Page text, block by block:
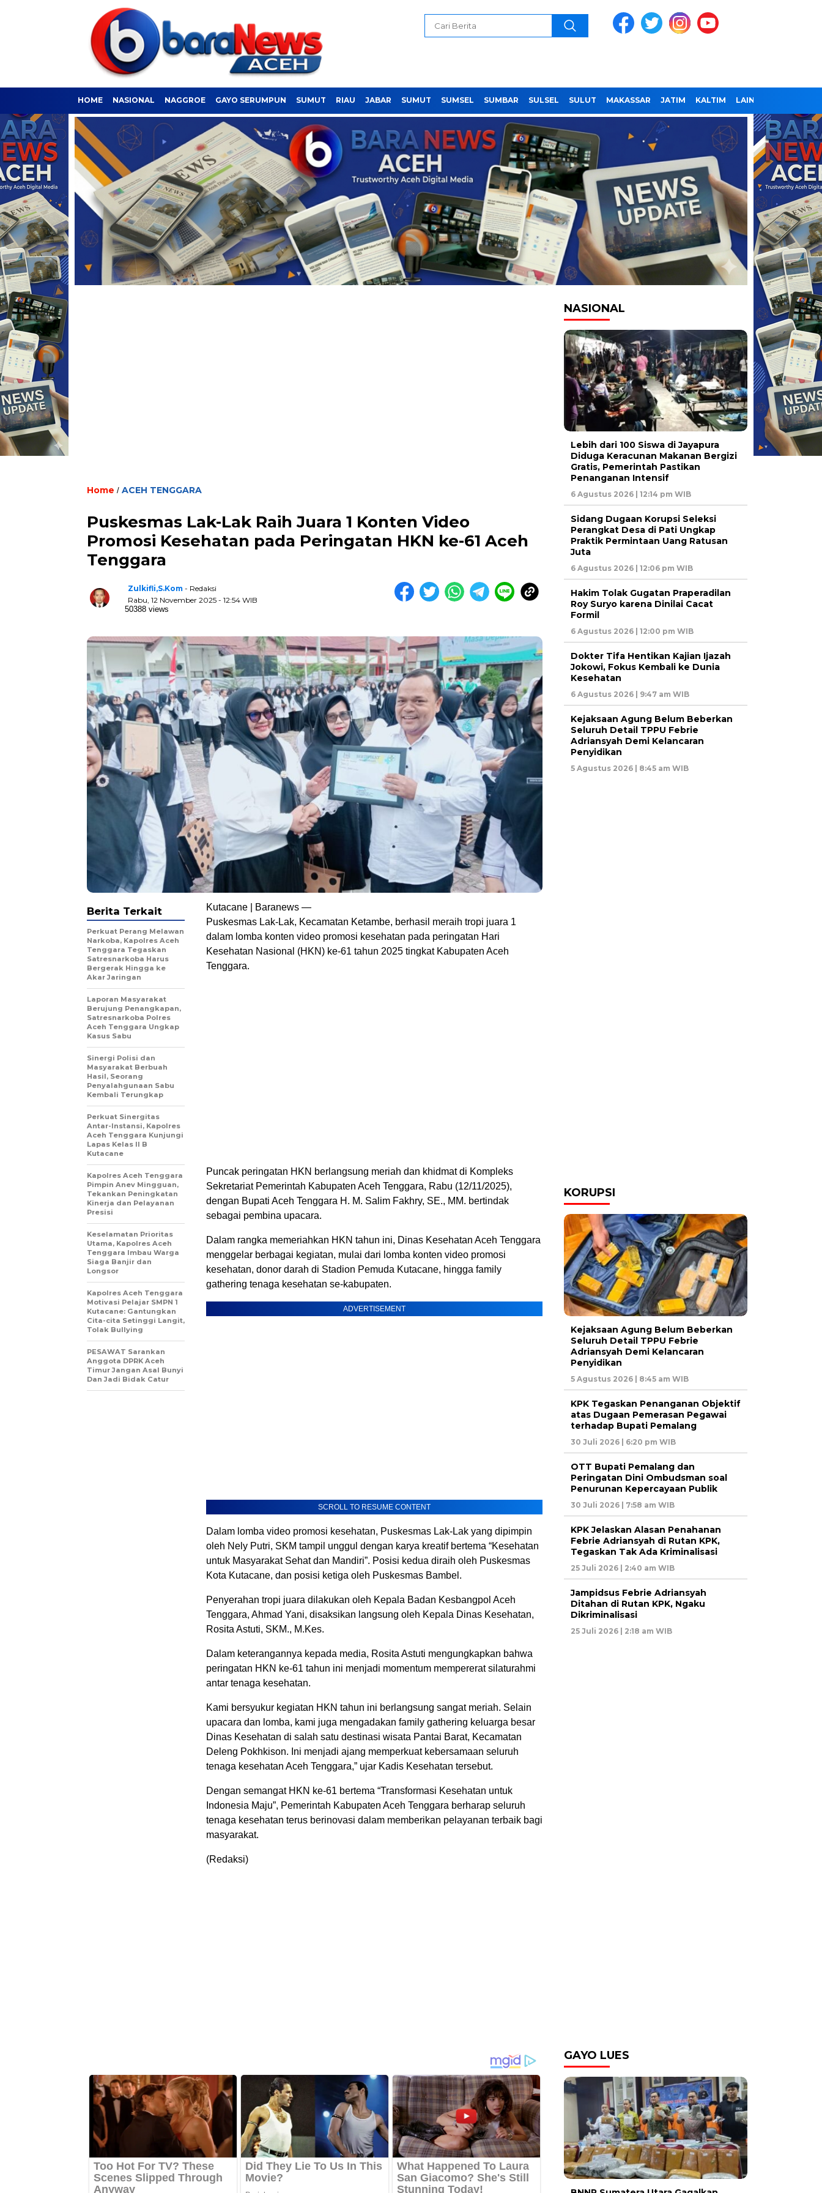
HOME NASIONAL NAGGROE GAYO SERUMPUN SUMUT RIAU JABAR SUMUT SUMSEL SUMBAR SULSEL SULUT MAKASSAR JATIM KALTIM LAINNYA
Home / ACEH TENGGARA
Puskesmas Lak-Lak Raih Juara 1 Konten Video
Promosi Kesehatan pada Peringatan HKN ke-61 Aceh
Tenggara
Zulkifli,S.Kom - Redaksi
Rabu, 12 November 2025 - 12:54 WIB
50388 views
Kutacane | Baranews —
Puskesmas Lak-Lak, Kecamatan Ketambe, berhasil meraih tropi juara 1
dalam lomba konten video promosi kesehatan pada peringatan Hari
Kesehatan Nasional (HKN) ke-61 tahun 2025 tingkat Kabupaten Aceh
Tenggara.
Puncak peringatan HKN berlangsung meriah dan khidmat di Kompleks
Sekretariat Pemerintah Kabupaten Aceh Tenggara, Rabu (12/11/2025),
dengan Bupati Aceh Tenggara H. M. Salim Fakhry, SE., MM. bertindak
sebagai pembina upacara.
Dalam rangka memeriahkan HKN tahun ini, Dinas Kesehatan Aceh Tenggara
menggelar berbagai kegiatan, mulai dari lomba konten video promosi
kesehatan, donor darah di Stadion Pemuda Kutacane, hingga family
gathering tenaga kesehatan se-kabupaten.
ADVERTISEMENT
SCROLL TO RESUME CONTENT
Dalam lomba video promosi kesehatan, Puskesmas Lak-Lak yang dipimpin
oleh Nely Putri, SKM tampil unggul dengan karya kreatif bertema “Kesehatan
untuk Masyarakat Sehat dan Mandiri”. Posisi kedua diraih oleh Puskesmas
Kota Kutacane, dan posisi ketiga oleh Puskesmas Bambel.
Penyerahan tropi juara dilakukan oleh Kepala Badan Kesbangpol Aceh
Tenggara, Ahmad Yani, disaksikan langsung oleh Kepala Dinas Kesehatan,
Rosita Astuti, SKM., M.Kes.
Dalam keterangannya kepada media, Rosita Astuti mengungkapkan bahwa
peringatan HKN ke-61 tahun ini menjadi momentum mempererat silaturahmi
antar tenaga kesehatan.
Kami bersyukur kegiatan HKN tahun ini berlangsung sangat meriah. Selain
upacara dan lomba, kami juga mengadakan family gathering keluarga besar
Dinas Kesehatan di salah satu destinasi wisata Pantai Barat, Kecamatan
Deleng Pokhkison. Ini menjadi ajang memperkuat kebersamaan seluruh
tenaga kesehatan Aceh Tenggara,” ujar Kadis Kesehatan tersebut.
Dengan semangat HKN ke-61 bertema “Transformasi Kesehatan untuk
Indonesia Maju”, Pemerintah Kabupaten Aceh Tenggara berharap seluruh
tenaga kesehatan terus berinovasi dalam memberikan pelayanan terbaik bagi
masyarakat.
(Redaksi)
Berita Terkait
Perkuat Perang Melawan
Narkoba, Kapolres Aceh
Tenggara Tegaskan
Satresnarkoba Harus
Bergerak Hingga ke
Akar Jaringan
Laporan Masyarakat
Berujung Penangkapan,
Satresnarkoba Polres
Aceh Tenggara Ungkap
Kasus Sabu
Sinergi Polisi dan
Masyarakat Berbuah
Hasil, Seorang
Penyalahgunaan Sabu
Kembali Terungkap
Perkuat Sinergitas
Antar-Instansi, Kapolres
Aceh Tenggara Kunjungi
Lapas Kelas II B
Kutacane
Kapolres Aceh Tenggara
Pimpin Anev Mingguan,
Tekankan Peningkatan
Kinerja dan Pelayanan
Presisi
Keselamatan Prioritas
Utama, Kapolres Aceh
Tenggara Imbau Warga
Siaga Banjir dan
Longsor
Kapolres Aceh Tenggara
Motivasi Pelajar SMPN 1
Kutacane: Gantungkan
Cita-cita Setinggi Langit,
Tolak Bullying
PESAWAT Sarankan
Anggota DPRK Aceh
Timur Jangan Asal Bunyi
Dan Jadi Bidak Catur
NASIONAL
Lebih dari 100 Siswa di Jayapura
Diduga Keracunan Makanan Bergizi
Gratis, Pemerintah Pastikan
Penanganan Intensif
6 Agustus 2026 | 12:14 pm WIB
Sidang Dugaan Korupsi Seleksi
Perangkat Desa di Pati Ungkap
Praktik Permintaan Uang Ratusan
Juta
6 Agustus 2026 | 12:06 pm WIB
Hakim Tolak Gugatan Praperadilan
Roy Suryo karena Dinilai Cacat
Formil
6 Agustus 2026 | 12:00 pm WIB
Dokter Tifa Hentikan Kajian Ijazah
Jokowi, Fokus Kembali ke Dunia
Kesehatan
6 Agustus 2026 | 9:47 am WIB
Kejaksaan Agung Belum Beberkan
Seluruh Detail TPPU Febrie
Adriansyah Demi Kelancaran
Penyidikan
5 Agustus 2026 | 8:45 am WIB
KORUPSI
Kejaksaan Agung Belum Beberkan
Seluruh Detail TPPU Febrie
Adriansyah Demi Kelancaran
Penyidikan
5 Agustus 2026 | 8:45 am WIB
KPK Tegaskan Penanganan Objektif
atas Dugaan Pemerasan Pegawai
terhadap Bupati Pemalang
30 Juli 2026 | 6:20 pm WIB
OTT Bupati Pemalang dan
Peringatan Dini Ombudsman soal
Penurunan Kepercayaan Publik
30 Juli 2026 | 7:58 am WIB
KPK Jelaskan Alasan Penahanan
Febrie Adriansyah di Rutan KPK,
Tegaskan Tak Ada Kriminalisasi
25 Juli 2026 | 2:40 am WIB
Jampidsus Febrie Adriansyah
Ditahan di Rutan KPK, Ngaku
Dikriminalisasi
25 Juli 2026 | 2:18 am WIB
GAYO LUES